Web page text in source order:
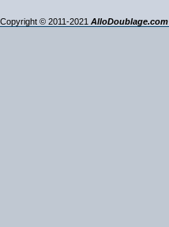
Copyright © 2011-2021 AlloDoublage.com